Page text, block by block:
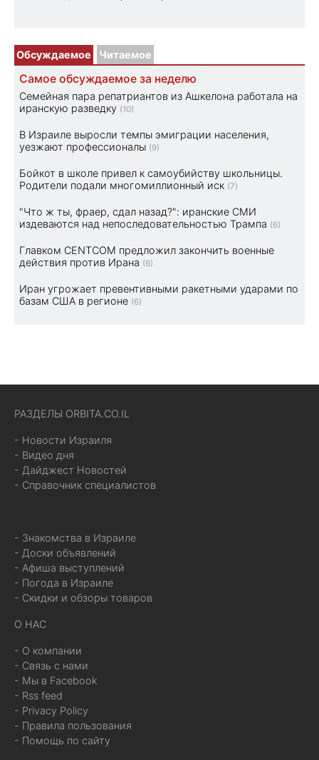
Обсуждаемое Читаемое
Самое обсуждаемое за неделю
Семейная пара репатриантов из Ашкелона работала на
иранскую разведку (10)
В Израиле выросли темпы эмиграции населения,
уезжают профессионалы (9)
Бойкот в школе привел к самоубийству школьницы.
Родители подали многомиллионный иск (7)
"Что ж ты, фраер, сдал назад?": иранские СМИ
издеваются над непоследовательностью Трампа (6)
Главком CENTCOM предложил закончить военные
действия против Ирана (6)
Иран угрожает превентивными ракетными ударами по
базам США в регионе (6)
РАЗДЕЛЫ ORBITA.CO.IL
- Новости Израиля
- Видео дня
- Дайджест Новостей
- Справочник специалистов
- Знакомства в Израиле
- Доски объявлений
- Афиша выступлений
- Погода в Израиле
- Скидки и обзоры товаров
О НАС
- О компании
- Связь с нами
- Мы в Facebook
- Rss feed
- Privacy Policy
- Правила пользования
- Помощь по сайту